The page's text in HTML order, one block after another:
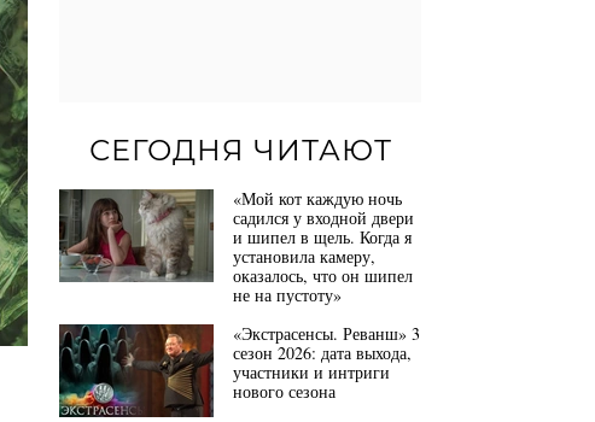
СЕГОДНЯ ЧИТАЮТ
«Мой кот каждую ночь
садился у входной двери
и шипел в щель. Когда я
установила камеру,
оказалось, что он шипел
не на пустоту»
«Экстрасенсы. Реванш» 3
сезон 2026: дата выхода,
участники и интриги
нового сезона